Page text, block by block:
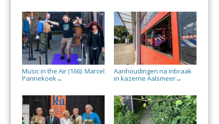
Music in the Air (166): Marcel
Pannekoek→
Aanhoudingen na inbraak
in kazerne Aalsmeer→